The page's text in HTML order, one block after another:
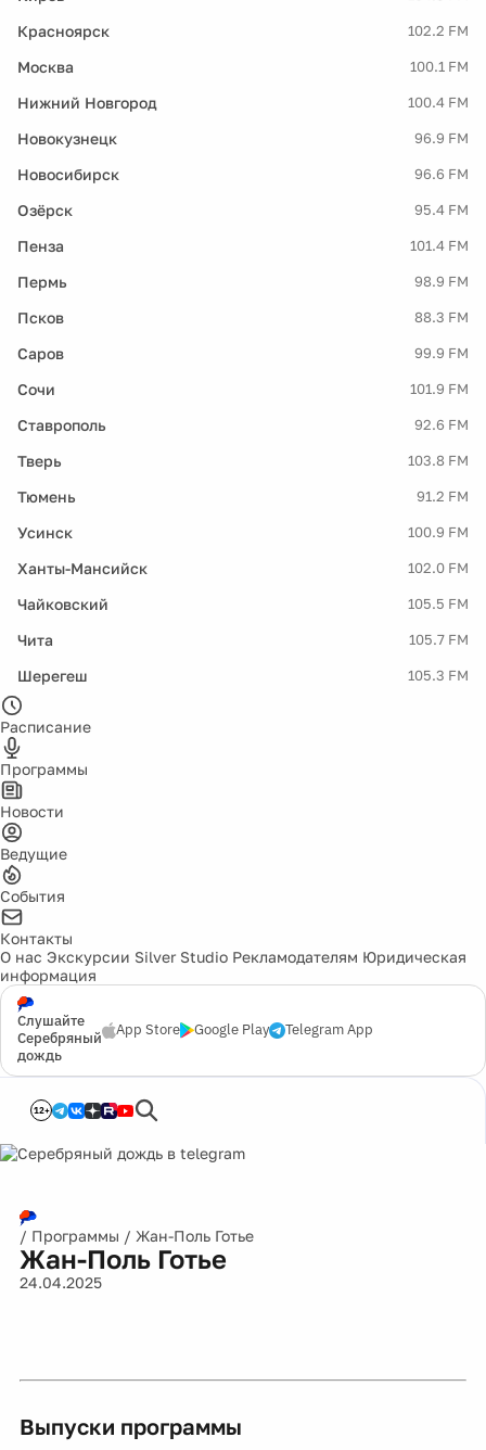
Красноярск 102.2 FM
Москва 100.1 FM
Нижний Новгород 100.4 FM
Новокузнецк 96.9 FM
Новосибирск 96.6 FM
Озёрск 95.4 FM
Пенза 101.4 FM
Пермь 98.9 FM
Псков 88.3 FM
Саров 99.9 FM
Сочи 101.9 FM
Ставрополь 92.6 FM
Тверь 103.8 FM
Тюмень 91.2 FM
Усинск 100.9 FM
Ханты-Мансийск 102.0 FM
Чайковский 105.5 FM
Чита 105.7 FM
Шерегеш 105.3 FM
Расписание
Программы
Новости
Ведущие
События
Контакты
О нас Экскурсии Silver Studio Рекламодателям Юридическая
информация
Слушайте
Серебряный
дождь
App Store Google Play Telegram App
12+
/ Программы / Жан-Поль Готье
Жан-Поль Готье
24.04.2025
Выпуски программы